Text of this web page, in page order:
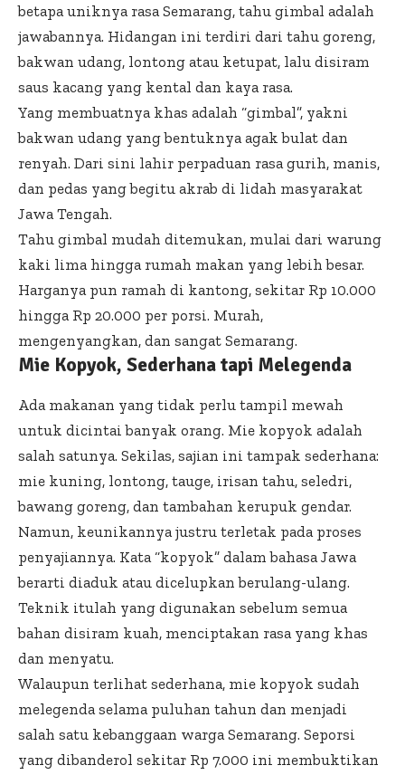
betapa uniknya rasa Semarang, tahu gimbal adalah
jawabannya. Hidangan ini terdiri dari tahu goreng,
bakwan udang, lontong atau ketupat, lalu disiram
saus kacang yang kental dan kaya rasa.
Yang membuatnya khas adalah “gimbal”, yakni
bakwan udang yang bentuknya agak bulat dan
renyah. Dari sini lahir perpaduan rasa gurih, manis,
dan pedas yang begitu akrab di lidah masyarakat
Jawa Tengah.
Tahu gimbal mudah ditemukan, mulai dari warung
kaki lima hingga rumah makan yang lebih besar.
Harganya pun ramah di kantong, sekitar Rp 10.000
hingga Rp 20.000 per porsi. Murah,
mengenyangkan, dan sangat Semarang.
Mie Kopyok, Sederhana tapi Melegenda
Ada makanan yang tidak perlu tampil mewah
untuk dicintai banyak orang. Mie kopyok adalah
salah satunya. Sekilas, sajian ini tampak sederhana:
mie kuning, lontong, tauge, irisan tahu, seledri,
bawang goreng, dan tambahan kerupuk gendar.
Namun, keunikannya justru terletak pada proses
penyajiannya. Kata “kopyok” dalam bahasa Jawa
berarti diaduk atau dicelupkan berulang-ulang.
Teknik itulah yang digunakan sebelum semua
bahan disiram kuah, menciptakan rasa yang khas
dan menyatu.
Walaupun terlihat sederhana, mie kopyok sudah
melegenda selama puluhan tahun dan menjadi
salah satu kebanggaan warga Semarang. Seporsi
yang dibanderol sekitar Rp 7.000 ini membuktikan